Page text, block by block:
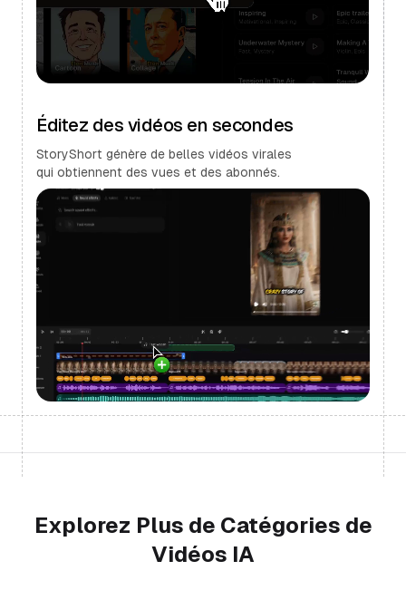
Éditez des vidéos en secondes
StoryShort génère de belles vidéos virales
qui obtiennent des vues et des abonnés.
Explorez Plus de Catégories de
Vidéos IA